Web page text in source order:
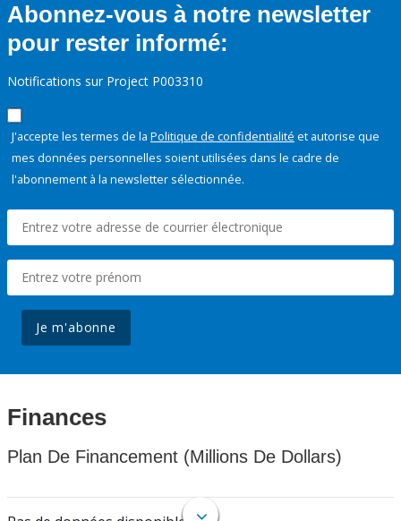
Abonnez-vous à notre newsletter
pour rester informé:
Notifications sur Project P003310
J'accepte les termes de la Politique de confidentialité et autorise que
mes données personnelles soient utilisées dans le cadre de
l'abonnement à la newsletter sélectionnée.
Je m'abonne
Finances
Plan De Financement (Millions De Dollars)